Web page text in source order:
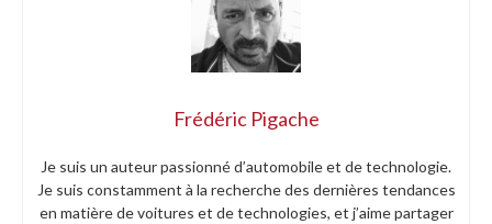
Frédéric Pigache
Je suis un auteur passionné d’automobile et de technologie.
Je suis constamment à la recherche des dernières tendances
en matière de voitures et de technologies, et j’aime partager